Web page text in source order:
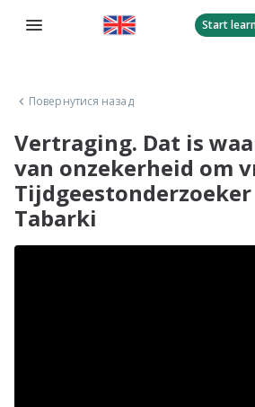
Start
Повернутися назад
Vertraging. Dat is
van onzekerheid om
Tijdgeestonderzoeker
Tabarki